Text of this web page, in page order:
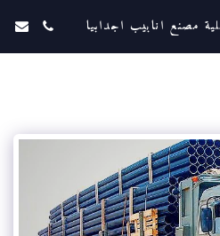
مصنع انابيب اجدابيا